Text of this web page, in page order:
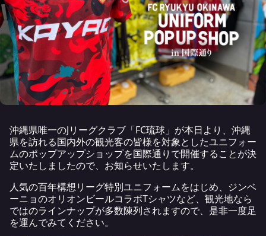
沖縄県唯一のJリーグクラブ「FC琉球」が本日より、沖縄
県を訪れる国内外の観光客の皆様を対象としたユニフォー
ムのポップアップショップを国際通りで開催することが決
定いたしましたので、お知らせいたします。
人気の百年構想リーグ特別ユニフォームをはじめ、ジンベ
ーニョのオリオンビールコラボTシャツなど、観光地なら
ではのラインナップが多数陳列されますので、是非一度足
を運んでみてください。